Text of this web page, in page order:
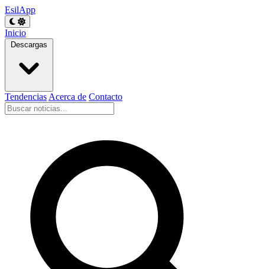
EsilApp
Inicio
Descargas
Tendencias Acerca de Contacto